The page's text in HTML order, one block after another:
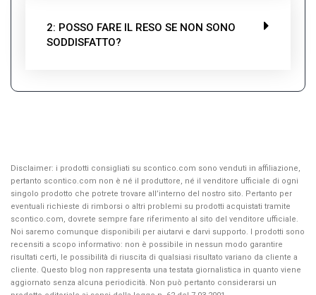
2: POSSO FARE IL RESO SE NON SONO
SODDISFATTO?
Disclaimer: i prodotti consigliati su scontico.com sono venduti in affiliazione,
pertanto scontico.com non è né il produttore, né il venditore ufficiale di ogni
singolo prodotto che potrete trovare all’interno del nostro sito. Pertanto per
eventuali richieste di rimborsi o altri problemi su prodotti acquistati tramite
scontico.com, dovrete sempre fare riferimento al sito del venditore ufficiale.
Noi saremo comunque disponibili per aiutarvi e darvi supporto. I prodotti sono
recensiti a scopo informativo: non è possibile in nessun modo garantire
risultati certi, le possibilità di riuscita di qualsiasi risultato variano da cliente a
cliente. Questo blog non rappresenta una testata giornalistica in quanto viene
aggiornato senza alcuna periodicità. Non può pertanto considerarsi un